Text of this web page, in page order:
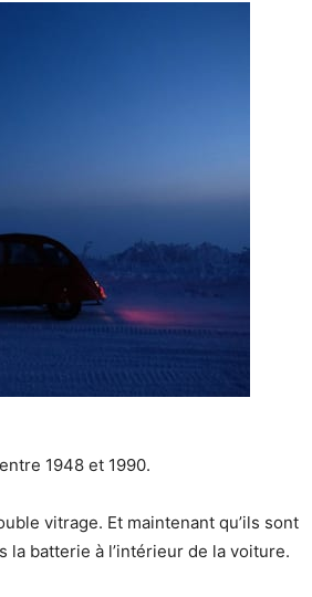
1948 et 1990.
vitrage. Et maintenant qu’ils sont
la batterie à l’intérieur de la voiture.